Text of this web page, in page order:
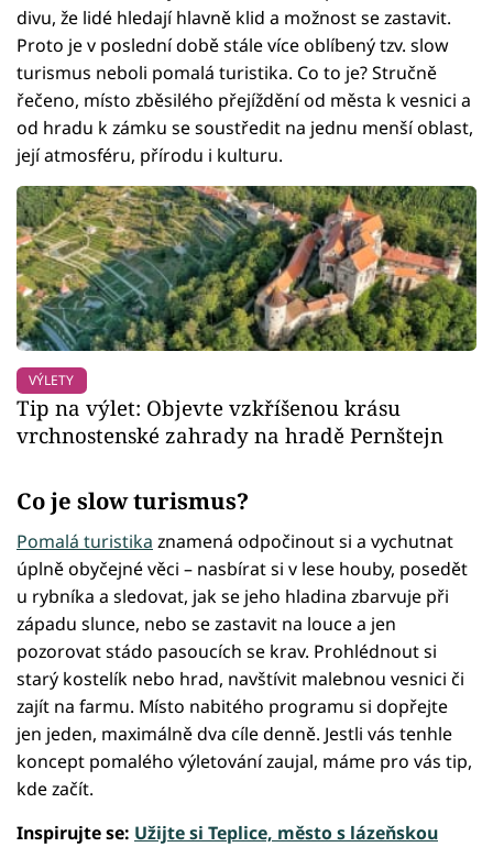
divu, že lidé hledají hlavně klid a možnost se zastavit.
Proto je v poslední době stále více oblíbený tzv. slow
turismus neboli pomalá turistika. Co to je? Stručně
řečeno, místo zběsilého přejíždění od města k vesnici a
od hradu k zámku se soustředit na jednu menší oblast,
její atmosféru, přírodu i kulturu.
VÝLETY
Tip na výlet: Objevte vzkříšenou krásu
vrchnostenské zahrady na hradě Pernštejn
Co je slow turismus?
Pomalá turistika znamená odpočinout si a vychutnat
úplně obyčejné věci – nasbírat si v lese houby, posedět
u rybníka a sledovat, jak se jeho hladina zbarvuje při
západu slunce, nebo se zastavit na louce a jen
pozorovat stádo pasoucích se krav. Prohlédnout si
starý kostelík nebo hrad, navštívit malebnou vesnici či
zajít na farmu. Místo nabitého programu si dopřejte
jen jeden, maximálně dva cíle denně. Jestli vás tenhle
koncept pomalého výletování zaujal, máme pro vás tip,
kde začít.
Inspirujte se: Užijte si Teplice, město s lázeňskou